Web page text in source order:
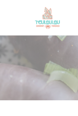
Панель управления